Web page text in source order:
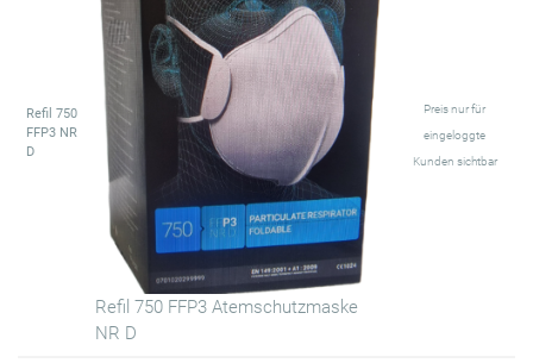
Refil 750
FFP3 NR
D
Refil 750 FFP3 Atemschutzmaske
NR D
Preis nur für
eingeloggte
Kunden sichtbar